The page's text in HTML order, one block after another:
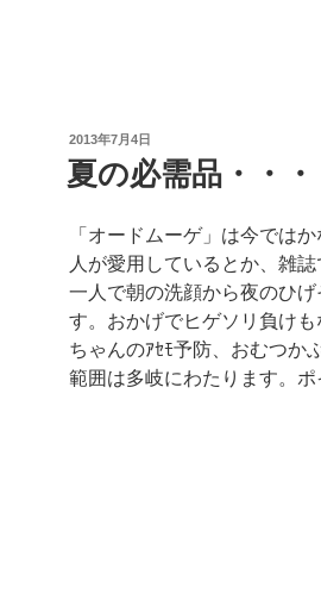
投
稿
日:
2013年7月4日
夏の必需品・・
「オードムーゲ」は今では
人が愛用しているとか、雑
一人で朝の洗顔から夜のひ
す。おかげでヒゲソリ負け
ちゃんのｱｾﾓ予防、おむつか
範囲は多岐にわたります。ポ